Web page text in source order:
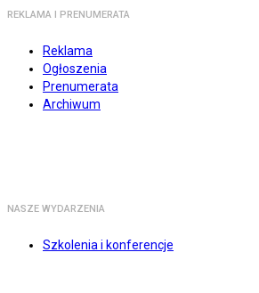
REKLAMA I PRENUMERATA
Reklama
Ogłoszenia
Prenumerata
Archiwum
NASZE WYDARZENIA
Szkolenia i konferencje